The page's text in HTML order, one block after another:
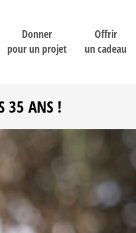
Donner
pour un projet
Offrir
un cadeau
35 ANS !